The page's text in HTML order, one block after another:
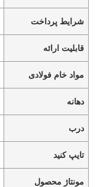
شرایط پرداخت
قابلیت ارائه
مواد خام فولادی
دهانه
درب
تایپ کنید
مونتاژ محصول